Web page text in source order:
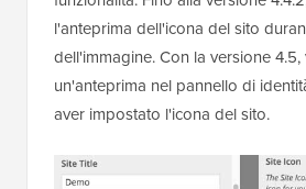
l'anteprima dell'icona del sito
dell'immagine. Con la versione
un'anteprima nel pannello di
aver impostato l'icona del sito.